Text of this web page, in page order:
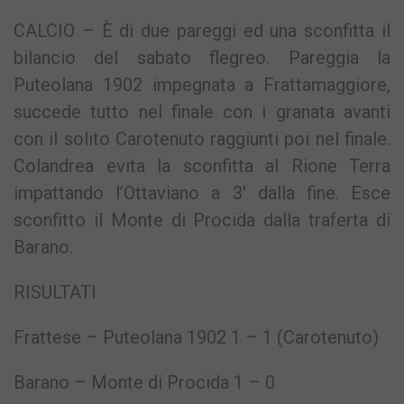
CALCIO – È di due pareggi ed una sconfitta il
bilancio del sabato flegreo. Pareggia la
Puteolana 1902 impegnata a Frattamaggiore,
succede tutto nel finale con i granata avanti
con il solito Carotenuto raggiunti poi nel finale.
Colandrea evita la sconfitta al Rione Terra
impattando l’Ottaviano a 3′ dalla fine. Esce
sconfitto il Monte di Procida dalla traferta di
Barano.
RISULTATI
Frattese – Puteolana 1902 1 – 1 (Carotenuto)
Barano – Monte di Procida 1 – 0